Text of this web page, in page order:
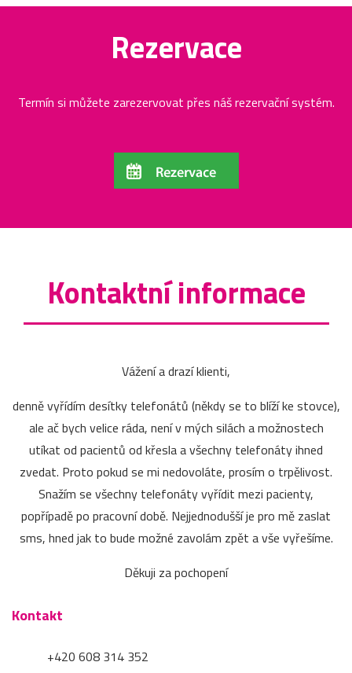
Rezervace
Termín si můžete zarezervovat přes náš rezervační systém.
Kontaktní informace
Vážení a drazí klienti,
denně vyřídím desítky telefonátů (někdy se to blíží ke stovce),
ale ač bych velice ráda, není v mých silách a možnostech
utíkat od pacientů od křesla a všechny telefonáty ihned
zvedat. Proto pokud se mi nedovoláte, prosím o trpělivost.
Snažím se všechny telefonáty vyřídit mezi pacienty,
popřípadě po pracovní době. Nejjednodušší je pro mě zaslat
sms, hned jak to bude možné zavolám zpět a vše vyřešíme.
Děkuji za pochopení
Kontakt
+420 608 314 352